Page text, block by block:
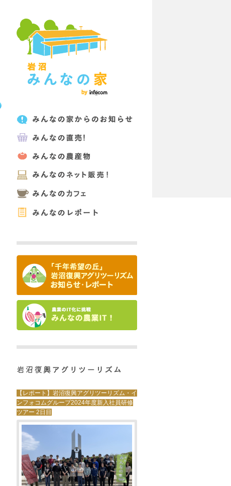
【レポート】岩沼復興アグリツーリズム・イ
ンフォコムグループ2024年度新入社員研修
ツアー 2日目